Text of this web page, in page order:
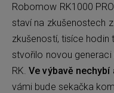
Robomow RK1000
staví na zkušenostech
zkušeností, tisíce hodin
stvořilo novou
RK.Ve výbavě nechybí
vámi bude sekačka